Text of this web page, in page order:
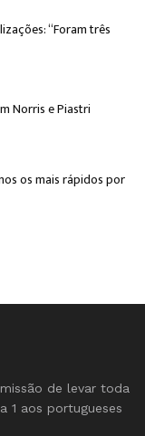
“Foram três
Norris e Piastri
os mais rápidos por
de levar toda
1 aos portugueses